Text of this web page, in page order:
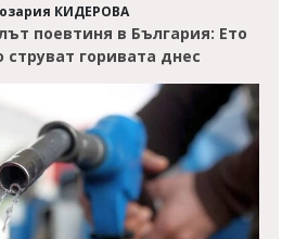
КИДЕРОВА
поевтиня в България: Ето
струват горивата днес